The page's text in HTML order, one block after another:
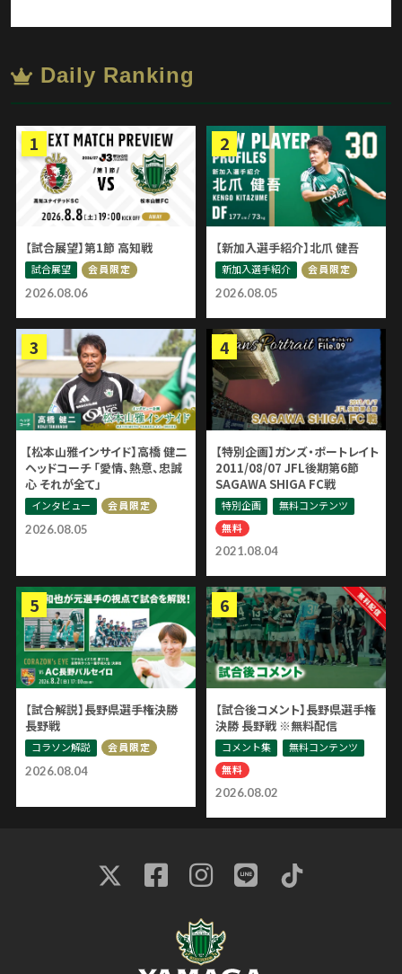
Daily Ranking
2026.08.06
【試合展望】第1節 高知戦
試合展望
会員限定
2026.08.05
【新加入選手紹介】北爪 健吾
新加入選手紹介 会員限定
2026.08.05
【松本山雅インサイド】高橋 健二
ヘッドコーチ 「愛情、熱意、忠誠
心 それが全て」
インタビュー 会員限定
2021.08.04
【特別企画】ガンズ・ポートレイト
2011/08/07 JFL後期第6節
SAGAWA SHIGA FC戦
特別企画
無料コンテンツ
無料
2026.08.04
【試合解説】長野県選手権決勝
長野戦
コラソン解説 会員限定
2026.08.02
【試合後コメント】長野県選手権
決勝 長野戦 ※無料配信
コメント集
無料コンテンツ
無料